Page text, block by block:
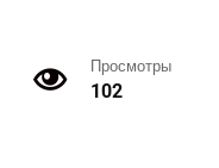
Просмотры
102